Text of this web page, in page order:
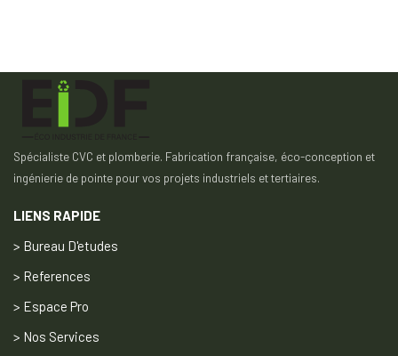
Spécialiste CVC et plomberie. Fabrication française, éco-conception et
ingénierie de pointe pour vos projets industriels et tertiaires.
LIENS RAPIDE
> Bureau D'etudes
> References
> Espace Pro
> Nos Services